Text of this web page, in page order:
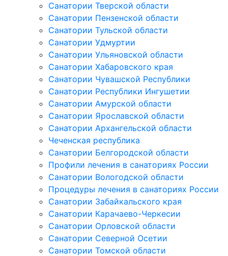
Санатории Тверской области
Санатории Пензенской области
Санатории Тульской области
Санатории Удмуртии
Санатории Ульяновской области
Санатории Хабаровского края
Санатории Чувашской Республики
Санатории Республики Ингушетии
Санатории Амурской области
Санатории Ярославской области
Санатории Архангельской области
Чеченская республика
Санатории Белгородской области
Профили лечения в санаториях России
Санатории Вологодской области
Процедуры лечения в санаториях России
Санатории Забайкальского края
Санатории Карачаево-Черкесии
Санатории Орловской области
Санатории Северной Осетии
Санатории Томской области